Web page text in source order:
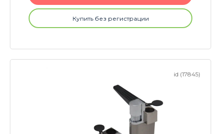
Купить без регистрации
id (17845)